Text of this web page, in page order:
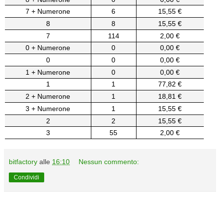
7 + Numerone
6
15,55 €
8
8
15,55 €
7
114
2,00 €
0 + Numerone
0
0,00 €
0
0
0,00 €
1 + Numerone
0
0,00 €
1
1
77,82 €
2 + Numerone
1
18,81 €
3 + Numerone
1
15,55 €
2
2
15,55 €
3
55 2,00 €
bitfactory alle 16:10 Nessun commento:
Condividi